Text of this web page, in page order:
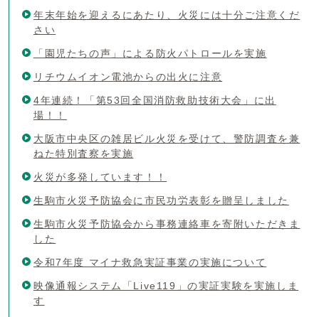
年末年始を迎えるにあたり、火災には十分ご注意くだ
さい
「園児たちの声」による防火パトロールを実施
リチウムイオン電池からの出火に注意
4年連続！「第53回全国消防救助技術大会」に出
場！！
大阪市中央区の雑居ビル火災を受けて、警防調査を兼
ねた特別査察を実施
火災が多発しています！！
生駒市火災予防協会に市民功労表彰を贈呈しました
生駒市火災予防協会から事務連絡車を寄附いただきま
した
令和7年度 マイナ救急実証事業の実施について
映像通報システム「Live119」の実証実験を実施しま
す